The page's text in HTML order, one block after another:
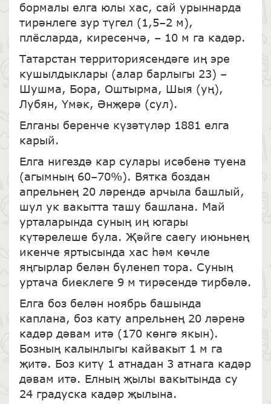
бормалы елга юлы хас, сай урыннарда
тирәнлеге зур түгел (1,5–2 м),
плёсларда, киресенчә, – 10 м га кадәр.
Татарстан территориясендәге иң эре
кушылдыклары (алар барлыгы 23) –
Шушма, Бора, Оштырма, Шыя (уң),
Лубян, Үмәк, Әнҗерә (сул).
Елганы беренче күзәтүләр 1881 елга
карый.
Елга нигездә кар сулары исәбенә туена
(агымның 60–70%). Вятка боздан
апрельнең 20 ләрендә арчыла башлый,
шул ук вакытта ташу башлана. Май
урталарында суның иң югары
күтәрелеше була. Җәйге саегу июньнең
икенче яртысында хас һәм көчле
яңгырлар белән бүленеп тора. Суның
уртача биеклеге 9 м тирәсендә тирбәлә.
Елга боз белән ноябрь башында
каплана, боз кату апрельнең 20 ләренә
кадәр дәвам итә (170 көнгә якын).
Бозның калынлыгы кайвакыт 1 м га
җитә. Боз китү 1 атнадан 3 атнага кадәр
дәвам итә. Елның җылы вакытында су
24 градуска кадәр җылына.